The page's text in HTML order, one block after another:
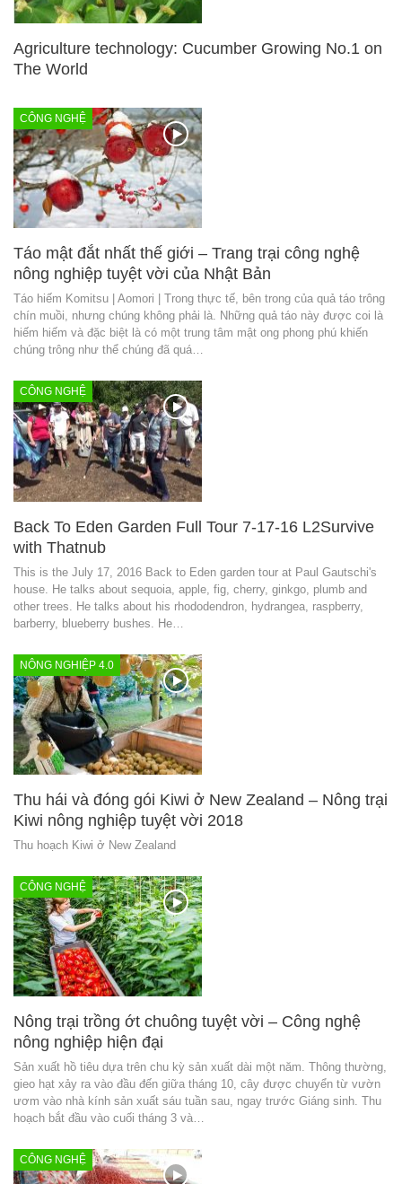
Agriculture technology: Cucumber Growing No.1 on
The World
CÔNG NGHỆ
Táo mật đắt nhất thế giới – Trang trại công nghệ
nông nghiệp tuyệt vời của Nhật Bản
Táo hiếm Komitsu | Aomori | Trong thực tế, bên trong của quả táo trông
chín muồi, nhưng chúng không phải là. Những quả táo này được coi là
hiếm hiếm và đặc biệt là có một trung tâm mật ong phong phú khiến
chúng trông như thể chúng đã quá…
CÔNG NGHỆ
Back To Eden Garden Full Tour 7-17-16 L2Survive
with Thatnub
This is the July 17, 2016 Back to Eden garden tour at Paul Gautschi's
house. He talks about sequoia, apple, fig, cherry, ginkgo, plumb and
other trees. He talks about his rhododendron, hydrangea, raspberry,
barberry, blueberry bushes. He…
NÔNG NGHIỆP 4.0
Thu hái và đóng gói Kiwi ở New Zealand – Nông trại
Kiwi nông nghiệp tuyệt vời 2018
Thu hoạch Kiwi ở New Zealand
CÔNG NGHỆ
Nông trại trồng ớt chuông tuyệt vời – Công nghệ
nông nghiệp hiện đại
Sản xuất hồ tiêu dựa trên chu kỳ sản xuất dài một năm. Thông thường,
gieo hạt xảy ra vào đầu đến giữa tháng 10, cây được chuyển từ vườn
ươm vào nhà kính sản xuất sáu tuần sau, ngay trước Giáng sinh. Thu
hoạch bắt đầu vào cuối tháng 3 và…
CÔNG NGHỆ